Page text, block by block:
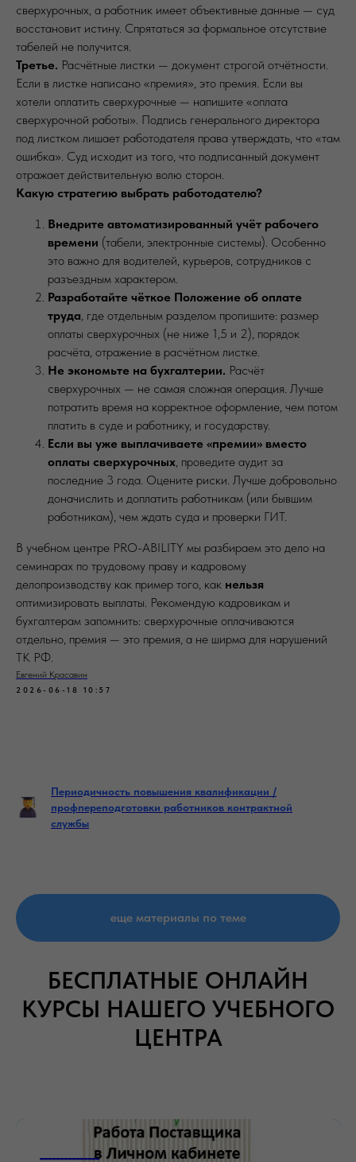
сверхурочных, а работник имеет объективные данные — суд
восстановит истину. Спрятаться за формальное отсутствие
табелей не получится.
Третье. Расчётные листки — документ строгой отчётности.
Если в листке написано «премия», это премия. Если вы
хотели оплатить сверхурочные — напишите «оплата
сверхурочной работы». Подпись генерального директора
под листком лишает работодателя права утверждать, что «там
ошибка». Суд исходит из того, что подписанный документ
отражает действительную волю сторон.
Какую стратегию выбрать работодателю?
Внедрите автоматизированный учёт рабочего
времени (табели, электронные системы). Особенно
это важно для водителей, курьеров, сотрудников с
разъездным характером.
Разработайте чёткое Положение об оплате
труда, где отдельным разделом пропишите: размер
оплаты сверхурочных (не ниже 1,5 и 2), порядок
расчёта, отражение в расчётном листке.
Не экономьте на бухгалтерии. Расчёт
сверхурочных — не самая сложная операция. Лучше
потратить время на корректное оформление, чем потом
платить в суде и работнику, и государству.
Если вы уже выплачиваете «премии» вместо
оплаты сверхурочных, проведите аудит за
последние 3 года. Оцените риски. Лучше добровольно
доначислить и доплатить работникам (или бывшим
работникам), чем ждать суда и проверки ГИТ.
В учебном центре PRO-ABILITY мы разбираем это дело на
семинарах по трудовому праву и кадровому
делопроизводству как пример того, как нельзя
оптимизировать выплаты. Рекомендую кадровикам и
бухгалтерам запомнить: сверхурочные оплачиваются
отдельно, премия — это премия, а не ширма для нарушений
ТК РФ.
Евгений Красавин
2026-06-18 10:57
Периодичность повышения квалификации /
профпереподготовки работников контрактной
службы
еще материалы по теме
БЕСПЛАТНЫЕ ОНЛАЙН
КУРСЫ НАШЕГО УЧЕБНОГО
ЦЕНТРА
_______________